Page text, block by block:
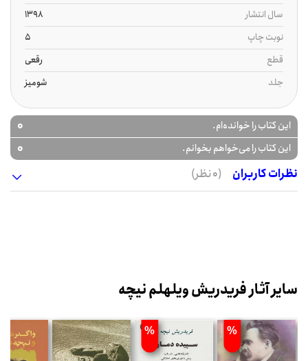
سال انتشار
1398
نوبت چاپ
5
قطع
رقعی
جلد
شومیز
این کتاب را خوانده‌ام. 0
این کتاب را می‌خواهم بخوانم.
0
نظرات کاربران
(0 نظر)
سایر آثار فریدریش ویلهلم نیچه
%
%